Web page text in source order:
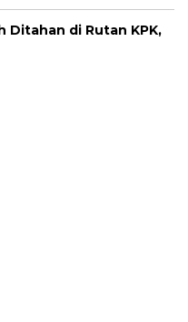
Ditahan di Rutan KPK,